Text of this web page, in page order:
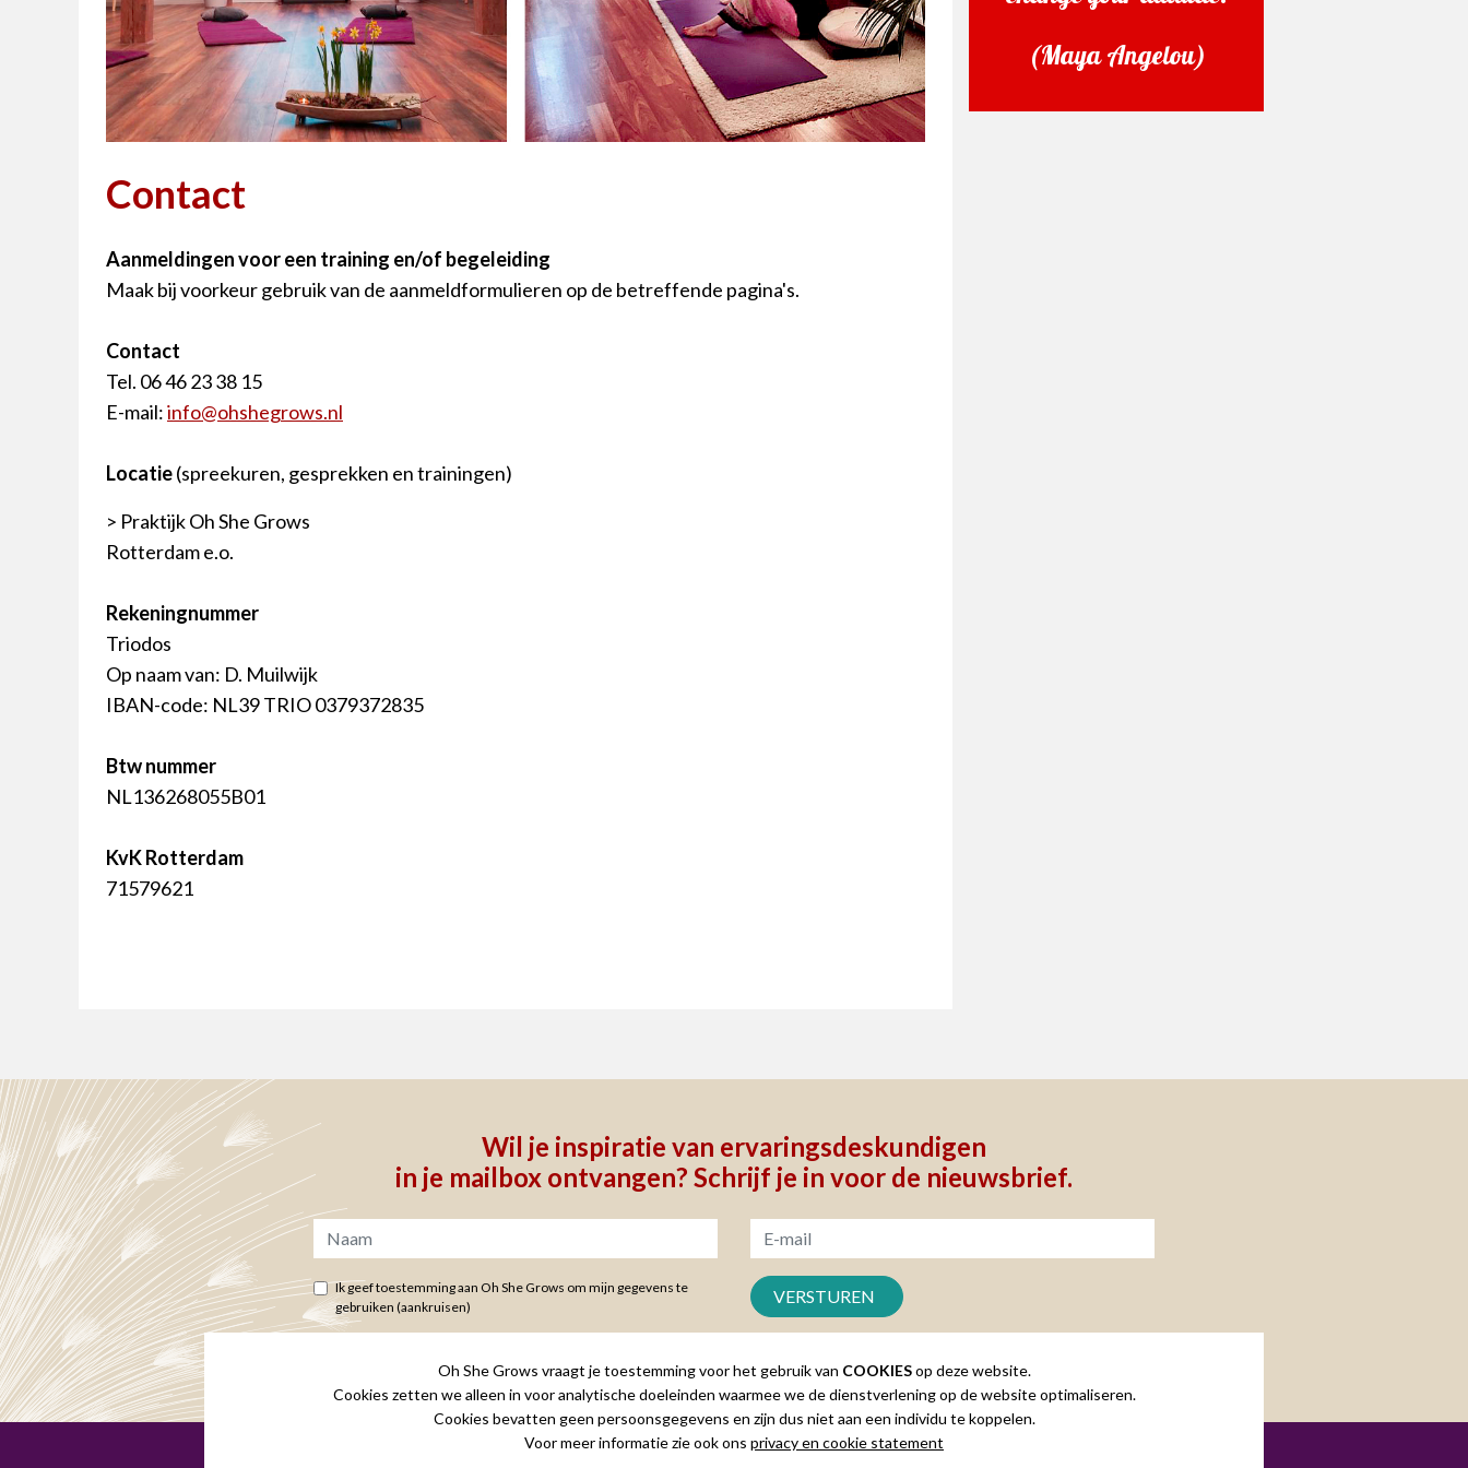
Contact
Aanmeldingen voor een training en/of begeleiding
Maak bij voorkeur gebruik van de aanmeldformulieren op de betreffende pagina's.
Contact
Tel. 06 46 23 38 15
E-mail:info@ohshegrows.nl
Locatie(spreekuren, gesprekken en trainingen)
> Praktijk Oh She Grows
Rotterdam e.o.
Rekeningnummer
Triodos
Op naam van: D. Muilwijk
IBAN-code: NL39 TRIO 0379372835
Btw nummer
NL136268055B01
KvK Rotterdam
71579621
(Maya Angelou)
Wil je inspiratie van ervaringsdeskundigen
in je mailbox ontvangen? Schrijf je in voor de nieuwsbrief.
Ik geef toestemming aan Oh She Grows om mijn gegevens te
gebruiken (aankruisen)
Oh She Grows vraagt je toestemming voor het gebruik van COOKIESop deze website.
Cookies zetten we alleen in voor analytische doeleinden waarmee we de dienstverlening op de website optimaliseren.
Cookies bevatten geen persoonsgegevens en zijn dus niet aan een individu te koppelen.
Voor meer informatie zie ook ons privacy en cookie statement